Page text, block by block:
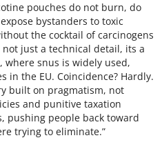
pouches do not burn, do
bystanders to toxic
the cocktail of carcinogens
just a technical detail, its a
where snus is widely used,
in the EU. Coincidence? Hardly.
built on pragmatism, not
and punitive taxation
pushing people back toward
trying to eliminate.”